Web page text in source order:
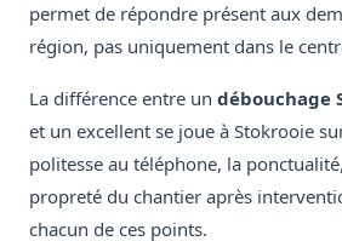
permet de répondre présent aux
région, pas uniquement dans le
La différence entre un débouchage
et un excellent se joue à Stokrooie
politesse au téléphone, la
propreté du chantier après
chacun de ces points.